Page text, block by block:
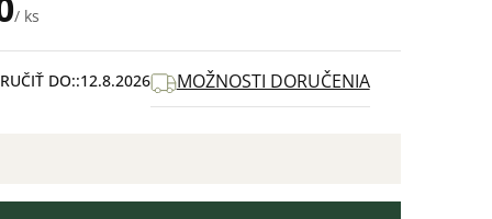
/ ks
DO: 12.8.2026 MOŽNOSTI DORUČENIA